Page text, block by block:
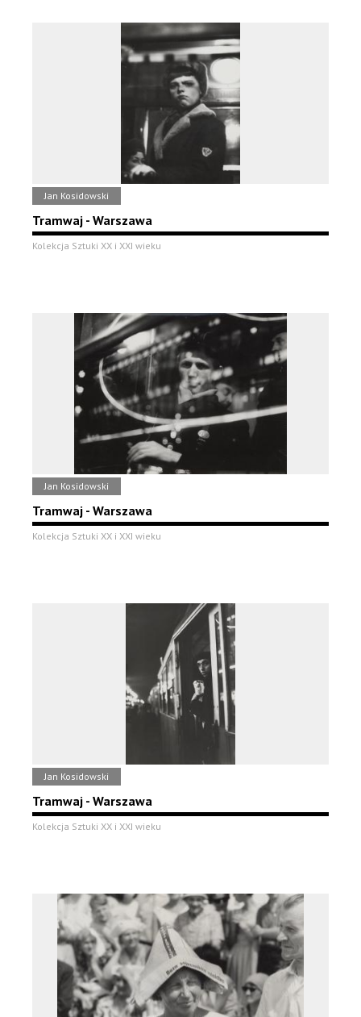
Jan Kosidowski
Tramwaj - Warszawa
Kolekcja Sztuki XX i XXI wieku
Jan Kosidowski
Tramwaj - Warszawa
Kolekcja Sztuki XX i XXI wieku
Jan Kosidowski
Tramwaj - Warszawa
Kolekcja Sztuki XX i XXI wieku